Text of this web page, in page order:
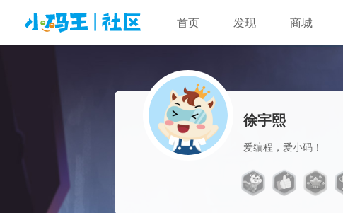
首页 发现 商城
徐宇熙
爱编程，爱小码！